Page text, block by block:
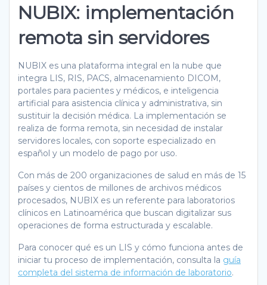
NUBIX: implementación
remota sin servidores
NUBIX es una plataforma integral en la nube que
integra LIS, RIS, PACS, almacenamiento DICOM,
portales para pacientes y médicos, e inteligencia
artificial para asistencia clínica y administrativa, sin
sustituir la decisión médica. La implementación se
realiza de forma remota, sin necesidad de instalar
servidores locales, con soporte especializado en
español y un modelo de pago por uso.
Con más de 200 organizaciones de salud en más de 15
países y cientos de millones de archivos médicos
procesados, NUBIX es un referente para laboratorios
clínicos en Latinoamérica que buscan digitalizar sus
operaciones de forma estructurada y escalable.
Para conocer qué es un LIS y cómo funciona antes de
iniciar tu proceso de implementación, consulta la guía
completa del sistema de información de laboratorio.